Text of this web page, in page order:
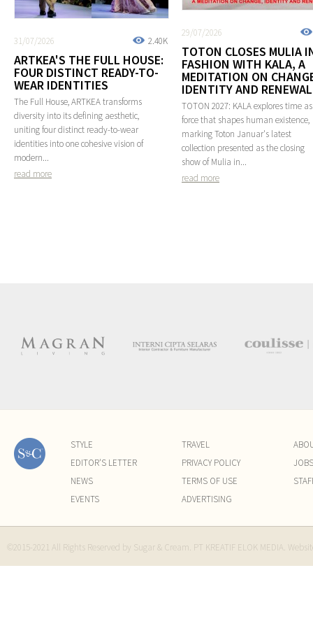
2.40K
31/07/2026
ARTKEA'S THE FULL HOUSE:
FOUR DISTINCT READY-TO-
WEAR IDENTITIES
The Full House, ARTKEA transforms
diversity into its defining aesthetic,
uniting four distinct ready-to-wear
identities into one cohesive vision of
modern...
read more
29/07/2026
TOTON CLOSES MULIA
FASHION WITH KALA, A
MEDITATION ON
IDENTITY AND RENEWAL
TOTON 2027: KALA explores time
force that shapes human existence,
marking Toton Januar's latest
collection presented as the closing
show of Mulia in...
read more
STYLE
EDITOR'S LETTER
NEWS
EVENTS
TRAVEL
PRIVACY POLICY
TERMS OF USE
ADVERTISING
JOBS
©2015-2021 All Rights Reserved by Sugar & Cream. PT KREATIF ELOK MEDIA.